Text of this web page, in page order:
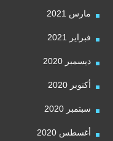
مارس 2021
فبراير 2021
ديسمبر 2020
أكتوبر 2020
سبتمبر 2020
أغسطس 2020